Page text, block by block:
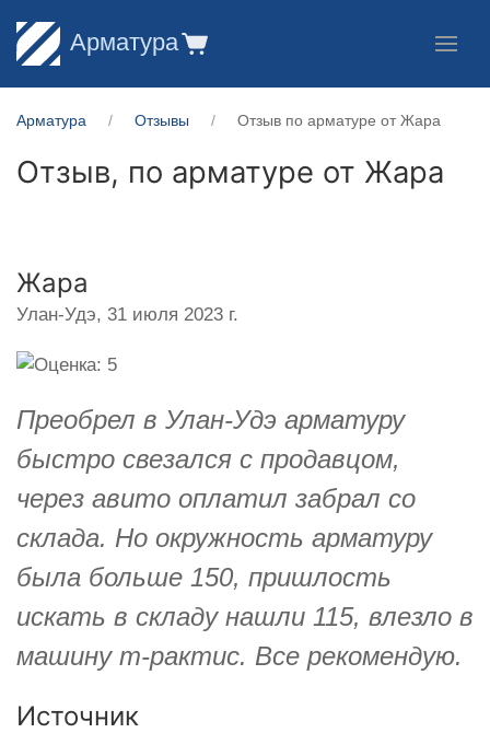
Арматура
Арматура Отзывы Отзыв по арматуре от Жара
Отзыв, по арматуре от Жара
Жара
Улан-Удэ, 31 июля 2023 г.
Преобрел в Улан-Удэ арматуру
быстро свезался с продавцом,
через авито оплатил забрал со
склада. Но окружность арматуру
была больше 150, пришлость
искать в складу нашли 115, влезло в
машину т-рактис. Все рекомендую.
Источник